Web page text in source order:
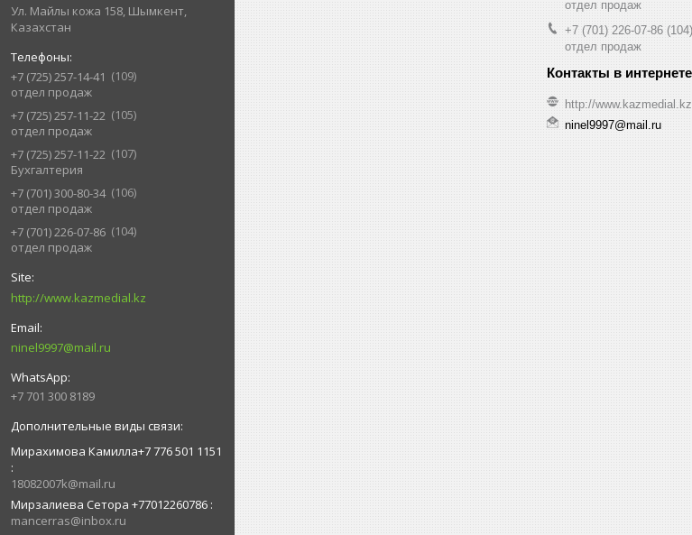
Ул. Майлы кожа 158, Шымкент,
Казахстан
+7 (725) 257-14-41
109
отдел продаж
+7 (725) 257-11-22
105
отдел продаж
+7 (725) 257-11-22
107
Бухгалтерия
+7 (701) 300-80-34
106
отдел продаж
+7 (701) 226-07-86
104
отдел продаж
http://www.kazmedial.kz
ninel9997@mail.ru
+7 701 300 8189
Мирахимова Камилла+7 776 501 1151
18082007k@mail.ru
Мирзалиева Сетора +77012260786
mancerras@inbox.ru
отдел продаж
+7 (701) 226-07-86 104
отдел продаж
http://www.kazmedial.kz
ninel9997@mail.ru